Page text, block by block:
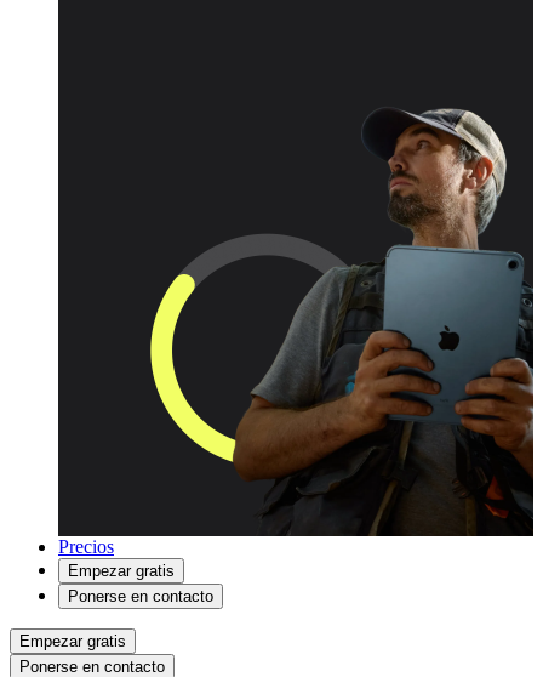
Precios
Empezar gratis
Ponerse en contacto
Empezar gratis
Ponerse en contacto